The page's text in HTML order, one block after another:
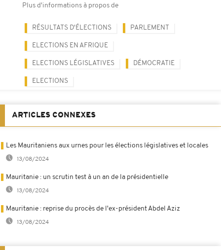
Plus d'informations à propos de
RÉSULTATS D'ÉLECTIONS PARLEMENT
ELECTIONS EN AFRIQUE
ELECTIONS LÉGISLATIVES DÉMOCRATIE
ELECTIONS
ARTICLES CONNEXES
Les Mauritaniens aux urnes pour les élections législatives et locales
13/08/2024
Mauritanie : un scrutin test à un an de la présidentielle
13/08/2024
Mauritanie : reprise du procès de l'ex-président Abdel Aziz
13/08/2024